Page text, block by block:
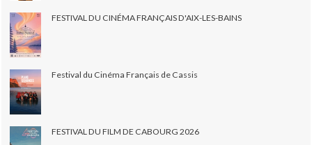
FESTIVAL DU CINÉMA FRANÇAIS D'AIX-LES-BAINS
Festival du Cinéma Français de Cassis
FESTIVAL DU FILM DE CABOURG 2026